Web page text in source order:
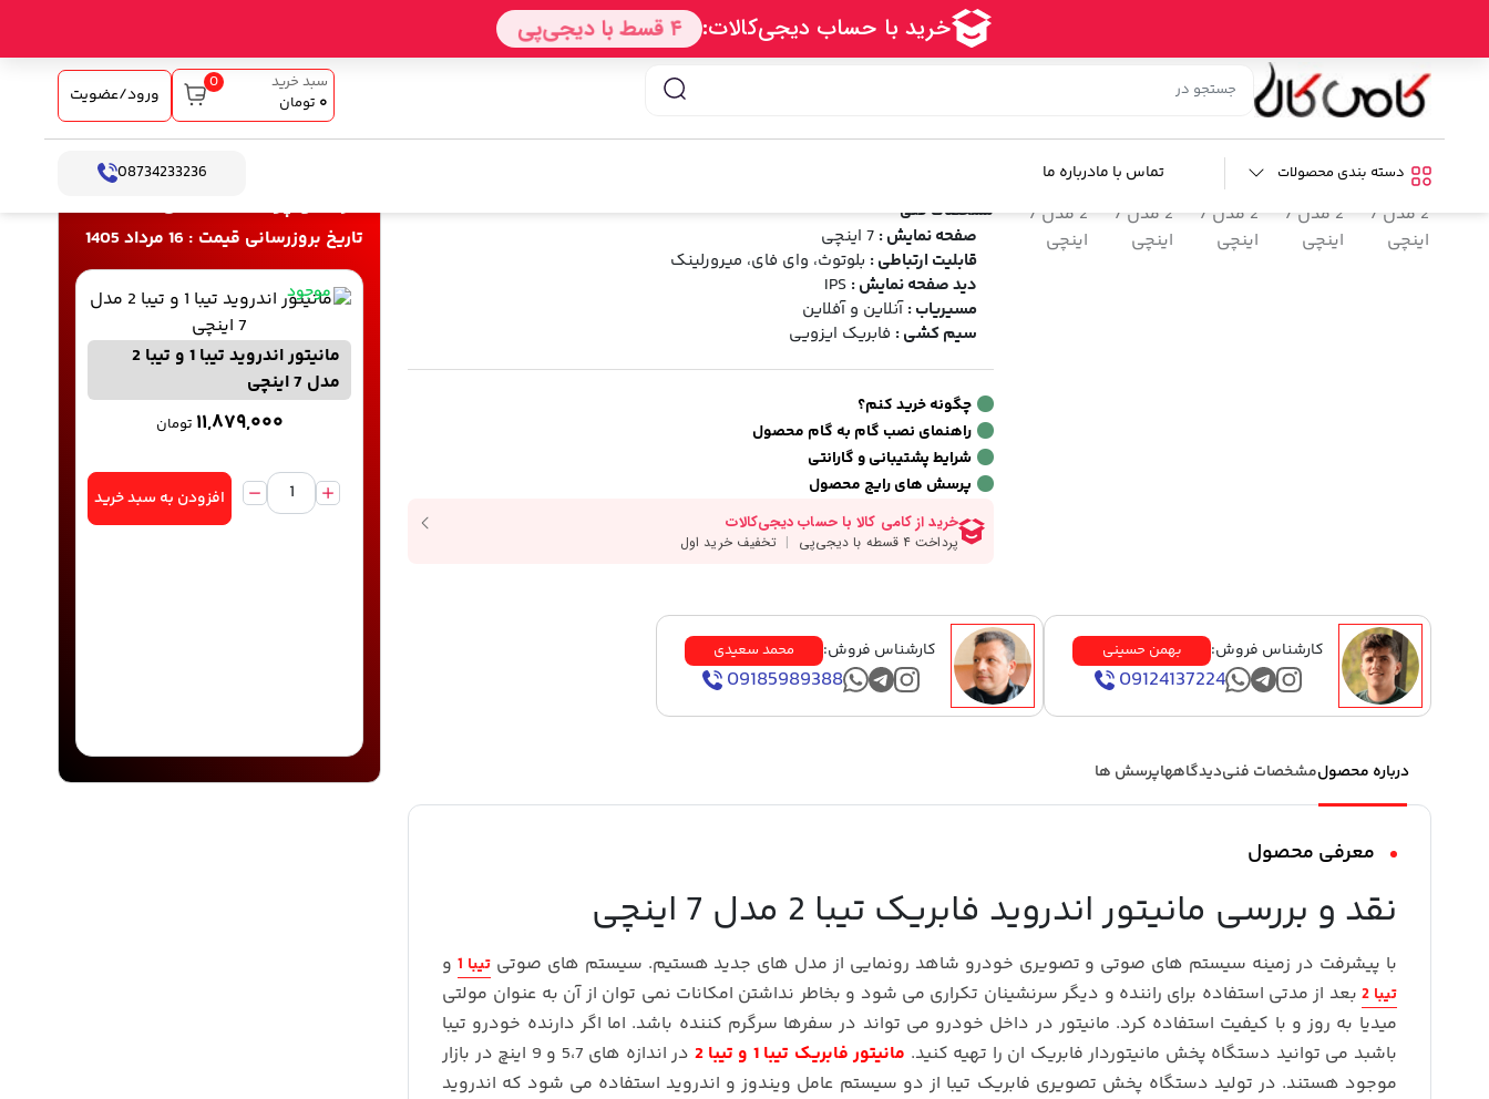
0
۰ تومان
سبد خرید
ورود/عضویت
دسته بندی محصولات تماس با مادرباره ما 08734233236
مانیتور اندروید 7 اینچی / مانیتور اندروید تیبا 1 و تیبا 2 مدل 7 اینچی
مشخصات فنی
صفحه نمایش : 7 اینچی
قابلیت ارتباطی : بلوتوث، وای فای، میرورلینک
دید صفحه نمایش : IPS
مسیریاب : آنلاین و آفلاین
سیم کشی : فابریک ایزویی
چگونه خرید کنم؟
راهنمای نصب گام به گام محصول
شرایط پشتیبانی و گارانتی
پرسش های رایج محصول
کارشناس فروش: بهمن حسینی
09124137224
کارشناس فروش: محمد سعیدی
09185989388
درباره محصولمشخصات فنیدیدگاههاپرسش ها
معرفی محصول
نقد و بررسی مانیتور اندروید فابریک تیبا 2 مدل 7 اینچی
با پیشرفت در زمینه سیستم های صوتی و تصویری خودرو شاهد رونمایی از مدل های جدید هستیم. سیستم های صوتیتیبا 1 و
تیبا 2 بعد از مدتی استفاده برای راننده و دیگر سرنشینان تکراری می شود و بخاطر نداشتن امکانات نمی توان از آن به عنوان مولتی
میدیا به روز و با کیفیت استفاده کرد. مانیتور در داخل خودرو می تواند در سفرها سرگرم کننده باشد. اما اگر دارنده خودرو تیبا
باشبد می توانید دستگاه پخش مانیتوردار فابریک ان را تهیه کنید. مانیتور فابریک تیبا 1 و تیبا 2
در اندازه های 5،7 و 9 اینچ در بازار
موجود هستند. در تولید دستگاه پخش تصویری فابریک تیبا از دو سیستم عامل ویندوز و اندروید استفاده می شود که اندروید
تاریخ بروزرسانی قیمت : 16 مرداد 1405
موجود
مانیتور اندروید تیبا 1 و تیبا 2
مدل 7 اینچی
۱۱,۸۷۹,۰۰۰ تومان
افزودن به سبد خرید